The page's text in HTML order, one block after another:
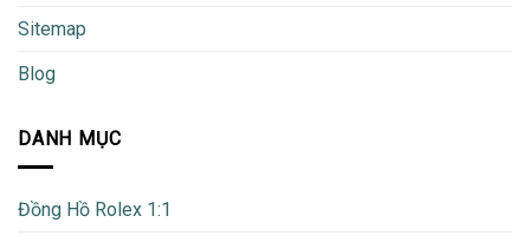
Sitemap
Blog
DANH MỤC
Đồng Hồ Rolex 1:1